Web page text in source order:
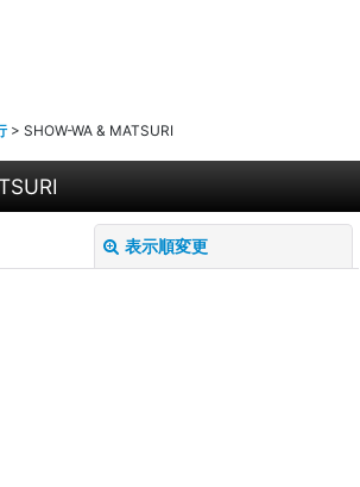
> SHOW-WA & MATSURI
表示順変更